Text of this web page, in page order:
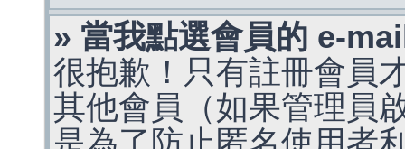
» 當我點選會員的 e-
很抱歉！只有註冊會員
其他會員（如果管理員